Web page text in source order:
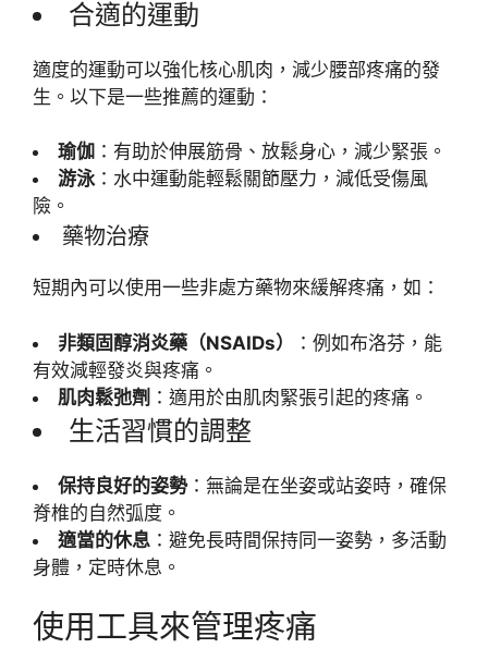
合適的運動
適度的運動可以強化核心肌肉，減少腰部疼痛的發
生。以下是一些推薦的運動：
瑜伽 ：有助於伸展筋骨、放鬆身心，減少緊張。
游泳：水中運動能輕鬆關節壓力，減低受傷風
險。
藥物治療
短期內可以使用一些非處方藥物來緩解疼痛，如：
非類固醇消炎藥（NSAIDs）
：例如布洛芬，能
有效減輕發炎與疼痛。
肌肉鬆弛劑 ：適用於由肌肉緊張引起的疼痛。
生活習慣的調整
保持良好的姿勢：無論是在坐姿或站姿時，確保
脊椎的自然弧度。
適當的休息 ：避免長時間保持同一姿勢，多活動
身體，定時休息。
使用工具來管理疼痛